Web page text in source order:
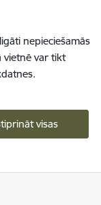
nepieciešamās
vietnē var tikt
visas